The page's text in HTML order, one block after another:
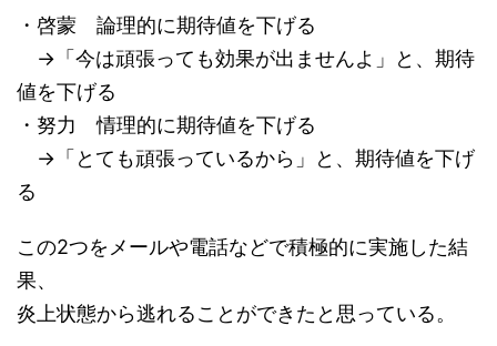
・啓蒙 論理的に期待値を下げる
→「今は頑張っても効果が出ませんよ」と、期待
値を下げる
・努力 情理的に期待値を下げる
→「とても頑張っているから」と、期待値を下げ
る
この2つをメールや電話などで積極的に実施した結
果、
炎上状態から逃れることができたと思っている。